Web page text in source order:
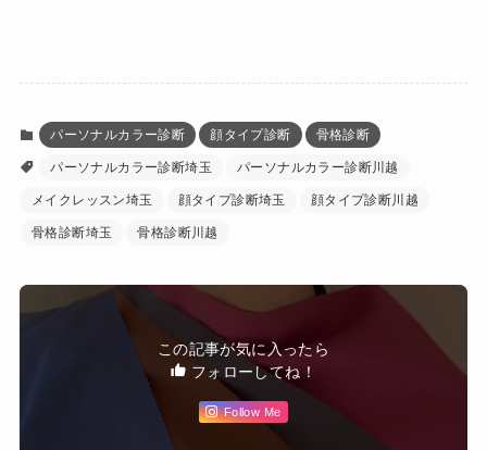
パーソナルカラー診断 顔タイプ診断 骨格診断
パーソナルカラー診断埼玉 パーソナルカラー診断川越
メイクレッスン埼玉 顔タイプ診断埼玉 顔タイプ診断川越
骨格診断埼玉 骨格診断川越
この記事が気に入ったら
フォローしてね！
Follow Me